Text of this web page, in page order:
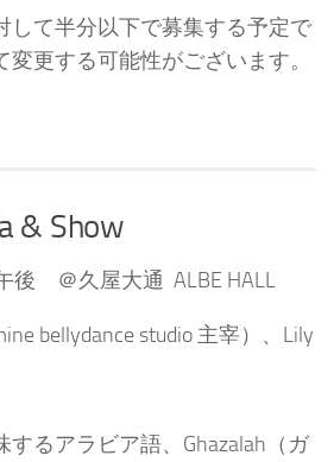
て半分以下で募集する予定で
更する可能性がございます。
& Show
後 ＠久屋大通 ALBE HALL
bellydance studio 主宰）、Lily
するアラビア語、Ghazalah（ガ